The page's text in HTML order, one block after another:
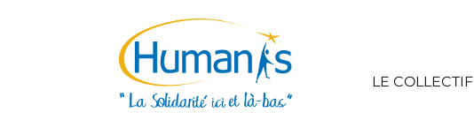
LE COLLECTIF